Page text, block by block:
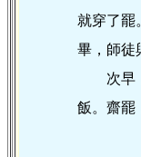
就穿了罷
畢，師徒
次早
飯。齋罷